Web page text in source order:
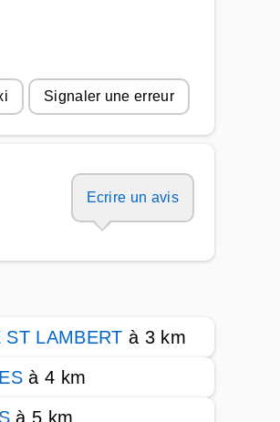
Signaler une erreur
Ecrire un avis
ST LAMBERT à 3 km
à 4 km
à 5 km